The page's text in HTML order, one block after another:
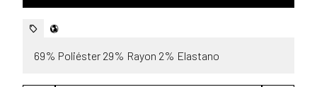
69% Poliéster 29% Rayon 2% Elastano